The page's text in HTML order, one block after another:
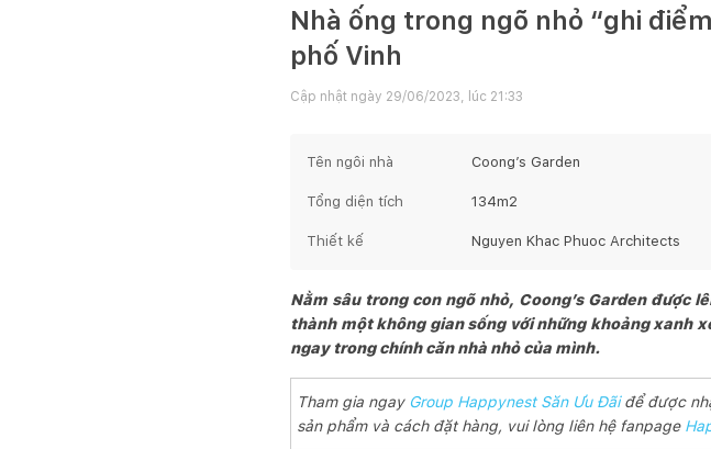
Nhà ống trong ngõ nhỏ “ghi
phố Vinh
Cập nhật ngày 29/06/2023, lúc 21:33
Tên ngôi nhà Coong’s Garden
Tổng diện tích 134m2
Thiết kế Nguyen Khac Phuoc Architects
Nằm sâu trong con ngõ nhỏ, Coong’s Garden được
thành một không gian sống với những khoảng xanh
ngay trong chính căn nhà nhỏ của mình.
Tham gia ngay Group Happynest Săn Ưu Đãiđể được
sản phẩm và cách đặt hàng, vui lòng liên hệ fanpage